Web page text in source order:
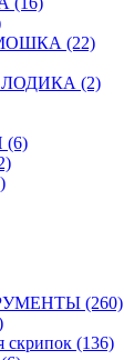
(22)
(2)
(260)
скрипок (136)